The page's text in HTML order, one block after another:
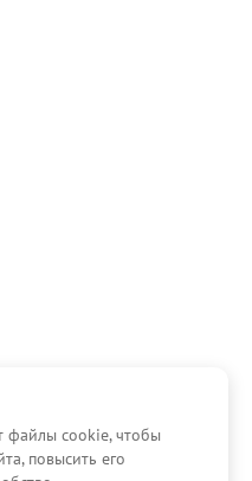
файлы cookie, чтобы
повысить его